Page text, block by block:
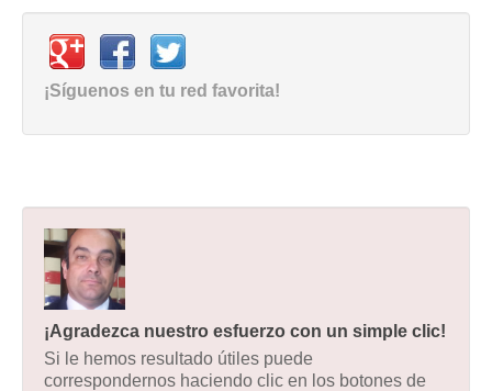
¡Síguenos en tu red favorita!
¡Agradezca nuestro esfuerzo con un simple clic!
Si le hemos resultado útiles puede
correspondernos haciendo clic en los botones de